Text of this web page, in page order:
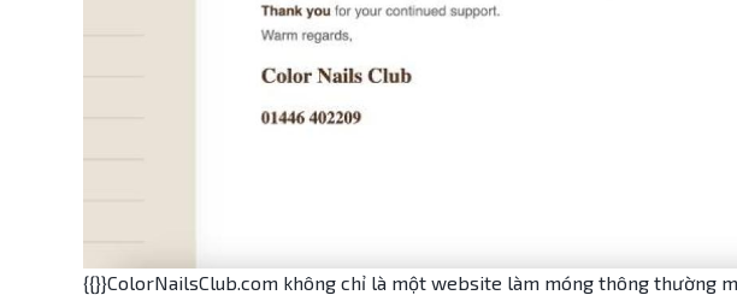
{{}}ColorNailsClub.com không chỉ là một website làm móng thông thường